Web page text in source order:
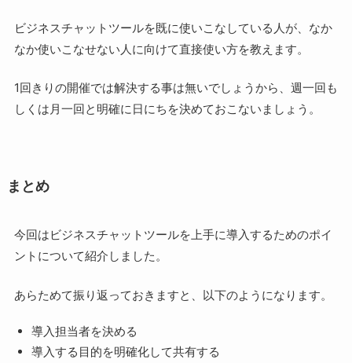
ビジネスチャットツールを既に使いこなしている人が、なか
なか使いこなせない人に向けて直接使い方を教えます。
1回きりの開催では解決する事は無いでしょうから、週一回も
しくは月一回と明確に日にちを決めておこないましょう。
まとめ
今回はビジネスチャットツールを上手に導入するためのポイ
ントについて紹介しました。
あらためて振り返っておきますと、以下のようになります。
導入担当者を決める
導入する目的を明確化して共有する